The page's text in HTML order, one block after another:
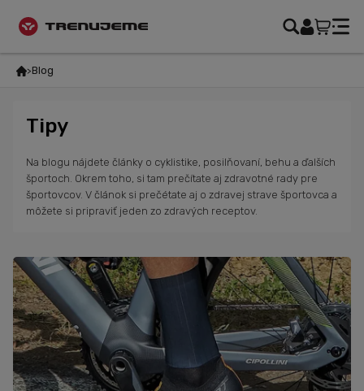
Blog
Tipy
Na blogu nájdete články o cyklistike, posilňovaní, behu a ďalších
športoch. Okrem toho, si tam prečítate aj zdravotné rady pre
športovcov. V článok si prečétate aj o zdravej strave športovca a
môžete si pripraviť jeden zo zdravých receptov.